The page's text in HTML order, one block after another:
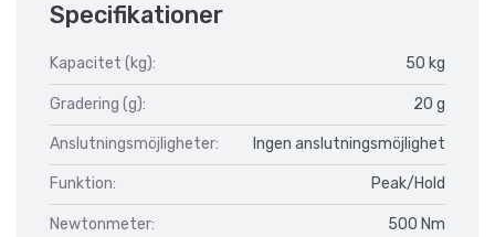
Specifikationer
Kapacitet (kg): 50 kg
Gradering (g): 20 g
Anslutningsmöjligheter: Ingen anslutningsmöjlighet
Funktion: Peak/Hold
Newtonmeter: 500 Nm